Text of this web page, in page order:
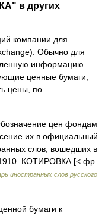
в других
компании для
Обычно для
информацию.
ценные бумаги,
цены, по …
цен фондам
их в официальный
слов, вошедших в
1910. КОТИРОВКА [< фр.
иностранных слов русского
бумаги к